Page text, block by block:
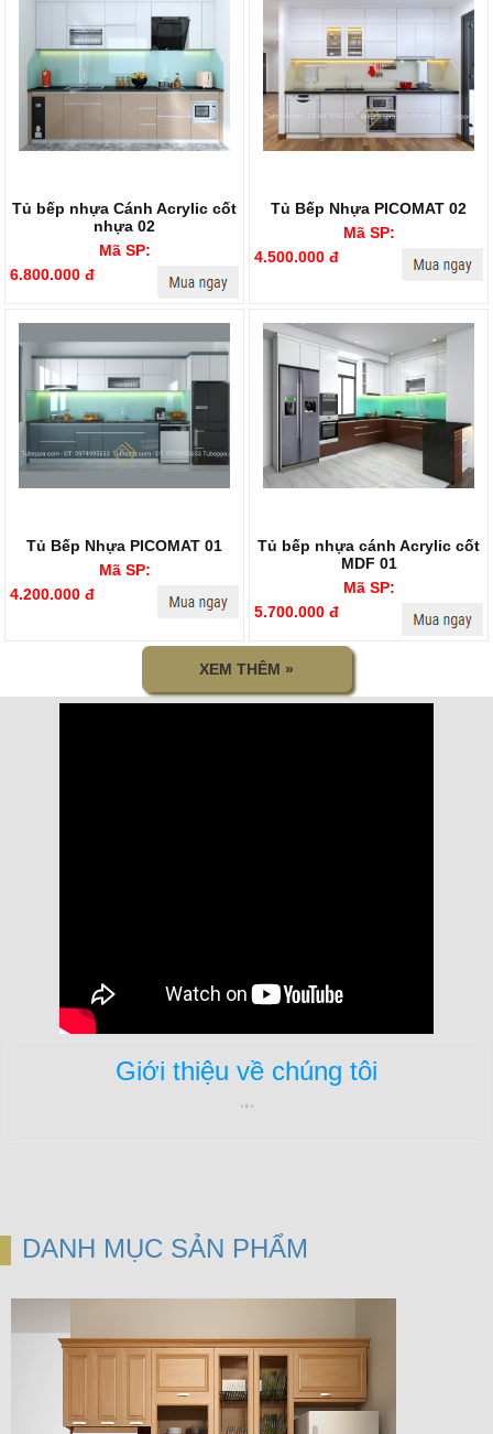
Tủ bếp nhựa Cánh Acrylic cốt
nhựa 02
Mã SP:
6.800.000 đ
Tủ Bếp Nhựa PICOMAT 02
Mã SP:
4.500.000 đ
Tủ Bếp Nhựa PICOMAT 01
Mã SP:
4.200.000 đ
Tủ bếp nhựa cánh Acrylic cốt
MDF 01
Mã SP:
5.700.000 đ
XEM THÊM »
Giới thiệu về chúng tôi
DANH MỤC SẢN PHẨM